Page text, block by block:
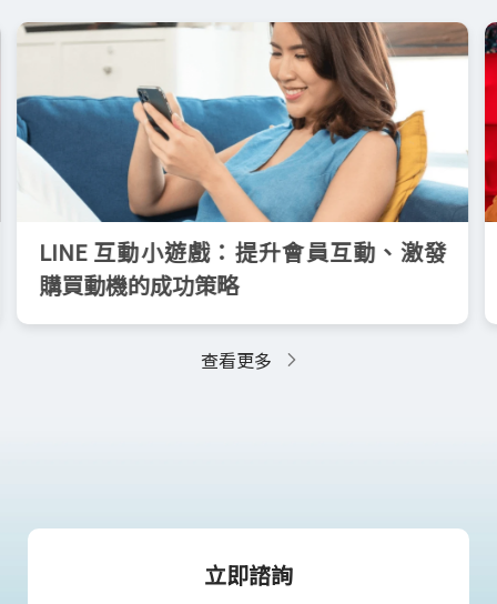
LINE 互動小遊戲：提升會員互動、激發
購買動機的成功策略
查看更多
立即諮詢